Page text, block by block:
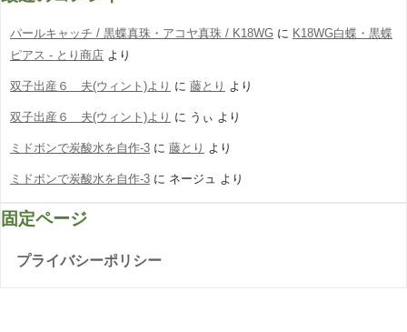
パールキャッチ / 黒蝶真珠・アコヤ真珠 / K18WG に K18WG白蝶・黒蝶
ピアス - とり商店 より
双子出産６ 夫(ウィント)より に 藤とり より
双子出産６ 夫(ウィント)より に うぃ より
ミドボンで炭酸水を自作-3 に 藤とり より
ミドボンで炭酸水を自作-3 に ネージュ より
固定ページ
プライバシーポリシー